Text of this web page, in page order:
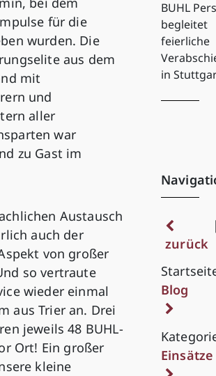
für die
wurden. Die
aus dem
mit
und
aller
war
zu Gast im
Austausch
auch der
von großer
so vertraute
wieder einmal
aus Trier an. Drei
jeweils 48 BUHL-
Ort! Ein großer
kleine
BUHL
begleitet
feierliche
in
zurück
Blog
Einsätze